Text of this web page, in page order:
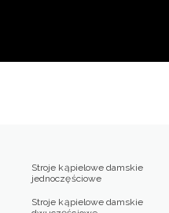
Stroje kąpielowe damskie
jednoczęściowe
Stroje kąpielowe damskie